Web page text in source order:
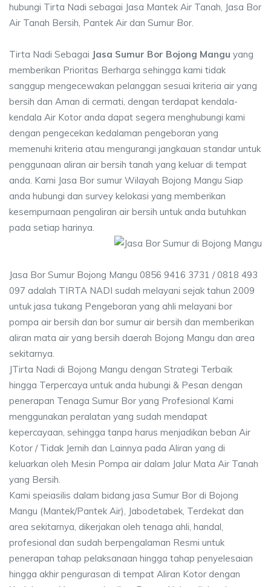
hubungi Tirta Nadi sebagai Jasa Mantek Air Tanah, Jasa Bor
Air Tanah Bersih, Pantek Air dan Sumur Bor.
Tirta Nadi Sebagai Jasa Sumur Bor Bojong Mangu yang
memberikan Prioritas Berharga sehingga kami tidak
sanggup mengecewakan pelanggan sesuai kriteria air yang
bersih dan Aman di cermati, dengan terdapat kendala-
kendala Air Kotor anda dapat segera menghubungi kami
dengan pengecekan kedalaman pengeboran yang
memenuhi kriteria atau mengurangi jangkauan standar untuk
penggunaan aliran air bersih tanah yang keluar di tempat
anda. Kami Jasa Bor sumur Wilayah Bojong Mangu Siap
anda hubungi dan survey kelokasi yang memberikan
kesempurnaan pengaliran air bersih untuk anda butuhkan
pada setiap harinya.
Jasa Bor Sumur Bojong Mangu 0856 9416 3731 / 0818 493
097 adalah TIRTA NADI sudah melayani sejak tahun 2009
untuk jasa tukang Pengeboran yang ahli melayani bor
pompa air bersih dan bor sumur air bersih dan memberikan
aliran mata air yang bersih daerah Bojong Mangu dan area
sekitarnya.
JTirta Nadi di Bojong Mangu dengan Strategi Terbaik
hingga Terpercaya untuk anda hubungi & Pesan dengan
penerapan Tenaga Sumur Bor yang Profesional Kami
menggunakan peralatan yang sudah mendapat
kepercayaan, sehingga tanpa harus menjadikan beban Air
Kotor / Tidak Jernih dan Lainnya pada Aliran yang di
keluarkan oleh Mesin Pompa air dalam Jalur Mata Air Tanah
yang Bersih.
Kami speiasilis dalam bidang jasa Sumur Bor di Bojong
Mangu (Mantek/Pantek Air), Jabodetabek, Terdekat dan
area sekitarnya, dikerjakan oleh tenaga ahli, handal,
profesional dan sudah berpengalaman Resmi untuk
penerapan tahap pelaksanaan hingga tahap penyelesaian
hingga akhir pengurasan di tempat Aliran Kotor dengan